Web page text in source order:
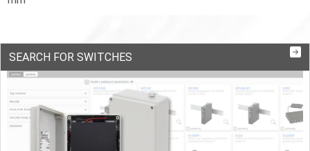
SEARCH FOR SWITCHES